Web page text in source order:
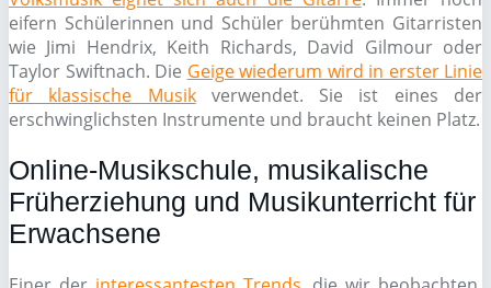
eifern Schülerinnen und Schüler berühmten Gitarristen
wie Jimi Hendrix, Keith Richards, David Gilmour oder
Taylor Swiftnach. Die Geige wiederum wird in erster Linie
für klassische Musikverwendet. Sie ist eines der
erschwinglichsten Instrumente und braucht keinen Platz.
Online-Musikschule, musikalische
Früherziehung und Musikunterricht für
Erwachsene